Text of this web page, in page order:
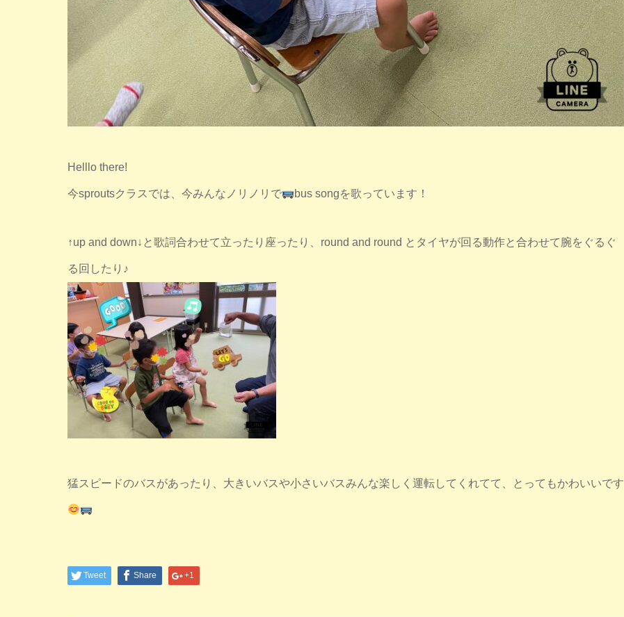
Helllo there!
今sproutsクラスでは、今みんなノリノリで bus songを歌っています！
↑up and down↓と歌詞合わせて立ったり座ったり、round and round とタイヤが回る動作と合わせて腕をぐるぐ
る回したり♪
猛スピードのバスがあったり、大きいバスや小さいバスみんな楽しく運転してくれてて、とってもかわいいです
Tweet Share +1